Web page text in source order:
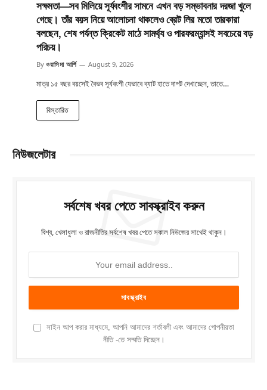
সক্ষমতা—সব মিলিয়ে সূর্যবংশীর সামনে এখন বড় সম্ভাবনার দরজা খুলে
গেছে। তাঁর বয়স নিয়ে আলোচনা থাকলেও ব্রেট লির মতো তারকারা
বলছেন, শেষ পর্যন্ত ক্রিকেট মাঠে সামর্থ্য ও পারফরম্যান্সই সবচেয়ে বড়
পরিচয়।
By ওয়াসিমা আর্শি August 9, 2026
মাত্র ১৫ বছর বয়সেই বৈভব সূর্যবংশী যেভাবে ব্যাট হাতে দাপট দেখাচ্ছেন, তাতে…
বিস্তারিত
নিউজলেটার
সর্বশেষ খবর পেতে সাবস্ক্রাইব করুন
বিশ্ব, খেলাধুলা ও রাজনীতির সর্বশেষ খবর পেতে সকাল নিউজের সাথেই থাকুন।
সাইন আপ করার মাধ্যমে, আপনি আমাদের শর্তাবলী এবং আমাদের গোপনীয়তা
নীতি -তে সম্মতি দিচ্ছেন।